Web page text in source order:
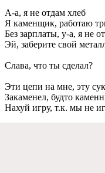
А-а, я не отдам хлеб
Я каменщик, работаю
Без зарплаты, у-а, я не
Эй, заберите свой
Слава, что ты сделал?
Эти цепи на мне, эту
Закаменел, будто
Нахуй игру, т.к. мы не